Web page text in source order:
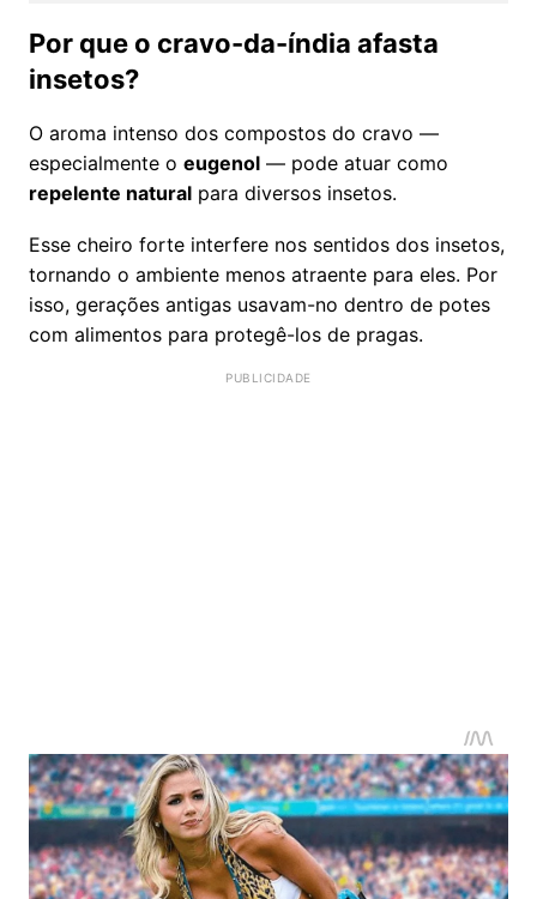
Por que o cravo-da-índia afasta
insetos?
O aroma intenso dos compostos do cravo —
especialmente o eugenol — pode atuar como
repelente natural para diversos insetos.
Esse cheiro forte interfere nos sentidos dos insetos,
tornando o ambiente menos atraente para eles. Por
isso, gerações antigas usavam-no dentro de potes
com alimentos para protegê-los de pragas.